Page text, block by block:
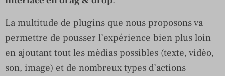
La multitude de plugins que nous proposons va
permettre de pousser l’expérience bien plus loin
en ajoutant tout les médias possibles (texte, vidéo,
son, image) et de nombreux types d’actions